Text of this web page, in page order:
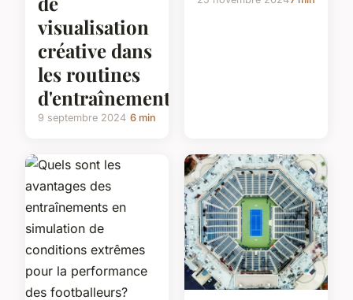
visualisation
créative dans
les routines
d'entraînement?
9 septembre 2024 6 min